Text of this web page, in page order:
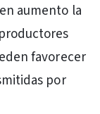
aumento la
favorecer
por